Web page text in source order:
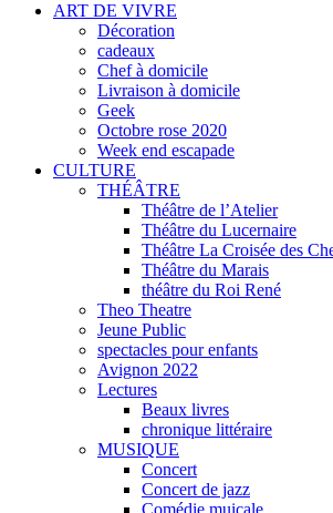
ART DE VIVRE
Décoration
cadeaux
Chef à domicile
Livraison à domicile
Geek
Octobre rose 2020
Week end escapade
CULTURE
THÉÂTRE
Théâtre de l’Atelier
Théâtre du Lucernaire
Théâtre La Croisée des
Théâtre du Marais
théâtre du Roi René
Theo Theatre
Jeune Public
spectacles pour enfants
Avignon 2022
Lectures
Beaux livres
chronique littéraire
MUSIQUE
Concert
Concert de jazz
Comédie muicale